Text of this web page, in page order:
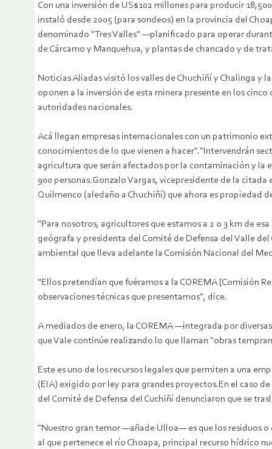
Con una inversión de US$102 millones para producir
instaló desde 2005 (para sondeos) en la provincia del
denominado "Tres Valles" —planificado para operar
de Cárcamo y Manquehua, y plantas de chancado y de
Noticias Aliadas visitó los valles de Chuchiñí y Chalinga y
oponen a la inversión de esta minera presente en los
autoridades nacionales.
Acá llegan empresas internacionales con un patrimonio
conocimientos de lo que vienen a hacer"."Intervendrán
agricultura que serán afectados por la contaminación y la
900 personas.Gonzalo Vargas, vicepresidente de la
Quilmenco (aledaño a Chuchiñí) que ahora es propiedad
"Para nosotros, agricultores que estamos a 2 o 3 km de
geógrafa y presidenta del Comité de Defensa del Valle
ambiental que lleva adelante la Comisión Nacional del
"Ellos pretendían que fuéramos a la COREMA [Comisión
observaciones técnicas que presentamos", dice.
A mediados de enero, la COREMA —integrada por
que Vale continúe realizando lo que llaman "obras
Este es uno de los recursos legales que permiten a una
(EIA) exigido por ley para grandes proyectos.En el caso
del Comité de Defensa del Cuchiñí denunciaron que se
"Nuestro gran temor —añade Ulloa— es que los residuos
al que pertenece el río Choapa, principal recurso hídrico